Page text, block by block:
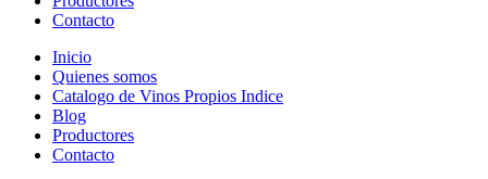
Contacto
Inicio
Quienes somos
Catalogo de Vinos Propios Indice
Blog
Productores
Contacto